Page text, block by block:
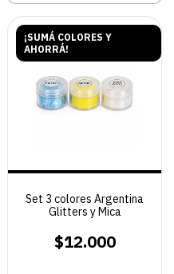
¡SUMÁ COLORES Y
AHORRÁ!
Set 3 colores Argentina
Glitters y Mica
$12.000